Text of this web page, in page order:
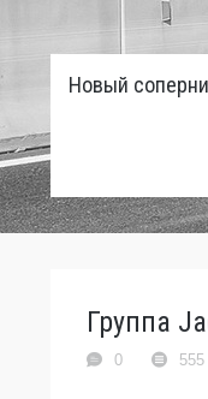
Тюнинг
Группа
0 555